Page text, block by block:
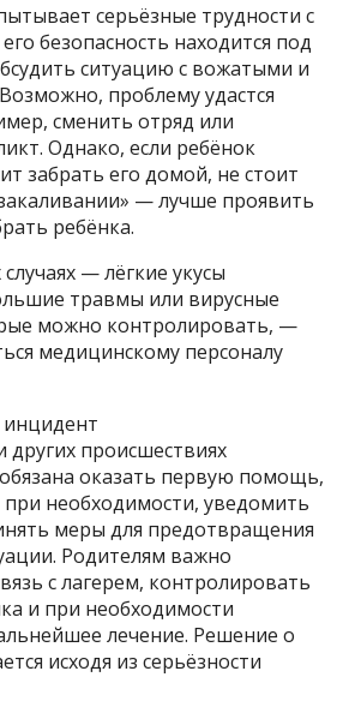
серьёзные трудности с
безопасность находится под
ситуацию с вожатыми и
проблему удастся
сменить отряд или
Однако, если ребёнок
забрать его домой, не стоит
— лучше проявить
ребёнка.
— лёгкие укусы
травмы или вирусные
можно контролировать, —
медицинскому персоналу
происшествиях
оказать первую помощь,
необходимости, уведомить
меры для предотвращения
Родителям важно
с лагерем, контролировать
и при необходимости
лечение. Решение о
исходя из серьёзности